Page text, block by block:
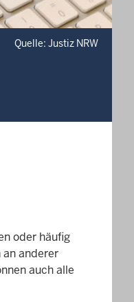
Quelle: Justiz NRW
oder häufig
anderer
auch alle